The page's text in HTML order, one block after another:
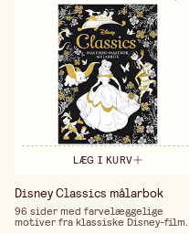
LÆG I KURV
Disney Classics målarbok
96 sider med farvelæggelige
motiver fra klassiske Disney-film.